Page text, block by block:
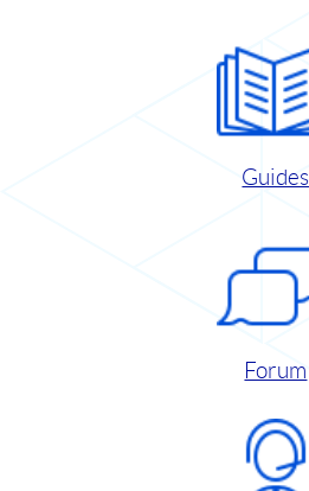
Guides
Forum